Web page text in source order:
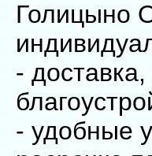
Голицыно
-
- удобные